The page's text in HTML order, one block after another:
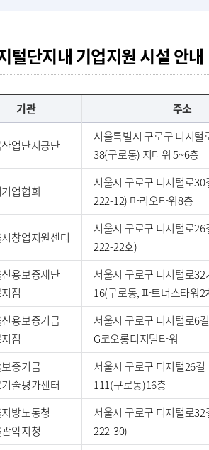
털단지내 기업지원 시설 안내
기관 주소
업단지공단
서울특별시 구로구 디지털
38{구로동) 지타워 5~6층
업협회
서울시 구로구 디지털로
222-12) 마리오타워8층
창업지원센터
서울시 구로구 디지털로
222-22호)
용보증재단
점
서울시 구로구 디지털로32
16(구로동, 파트너스타워2
용보증기금
점
서울시 구로구 디지털로6
G코오롱디지털타워
증기금
술평가센터
서울시 구로구 디지털26길
111(구로동)16층
방노동청
악지청
서울시 구로구 디지털로32
222-30)